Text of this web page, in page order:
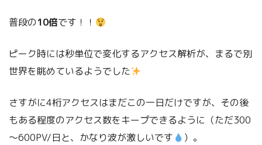
普段の10倍です！！
ピーク時には秒単位で変化するアクセス解析が、まるで別
世界を眺めているようでした
さすがに4桁アクセスはまだこの一日だけですが、その後
もある程度のアクセス数をキープできるように（ただ300
～600PV/日と、かなり波が激しいです
）。